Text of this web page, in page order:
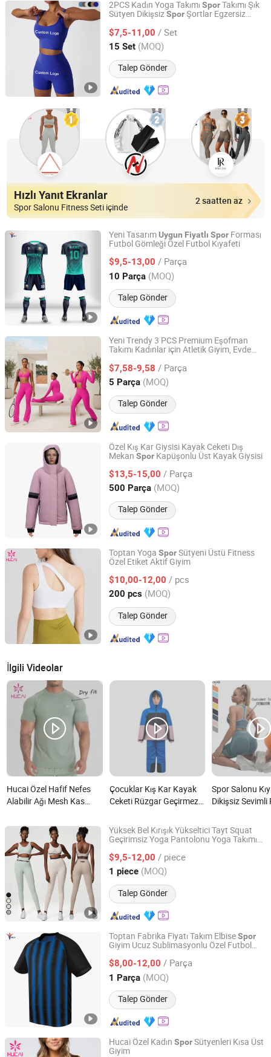
2PCS Kadın Yoga Takımı SporTakımı Şık
Sütyen DikişsizSpor Şortlar Egzersiz
AtletikSporKıyafetleri
$7,5-11,00 / Set
15 Set (MOQ)
Talep Gönder
Xiamen Aimeee Garment Co., Ltd.
Fujian, China Fiyat 2021
Hızlı Yanıt Ekranlar
Spor Salonu Fitness Seti içinde
2 saatten az
Yeni TasarımUygun Fiyatlı Spor Forması
Futbol Gömleği Özel Futbol Kıyafeti
$9,5-13,00 / Parça
10 Parça (MOQ)
Talep Gönder
Guangzhou Inly Sporting Goods Co., Ltd.
Guangdong, China Fiyat 2022
Yeni Trendy 3 PCS Premium Eşofman
Takımı Kadınlar için Atletik Giyim, Evde
Sütyeni + Fırfırlı Yoga Pantolonu
$7,58-9,58 / Parça
5 Parça (MOQ)
Talep Gönder
Dongguan Tianchen Garment Technology Co., Ltd.
Guangdong, China Fiyat 2012
Özel Kış Kar Giysisi Kayak Ceketi Dış
Mekan Spor Kapüşonlu Üst Kayak Giysisi
$13,5-15,00 / Parça
500 Parça (MOQ)
Talep Gönder
Great Wall Products Mfg., Ltd.
Fujian, China Fiyat 2023
Toptan Yoga SporSütyeni Üstü Fitness
Özel Etiket Aktif Giyim
$10,00-12,00 / pcs
200 pcs (MOQ)
Talep Gönder
Dongguan Humen Hucai Garment Co., Ltd.
Guangdong, China Fiyat 2019
İlgili Videolar
Hucai Özel Hafif Nefes
Alabilir Ağı Mesh Kas
Atletik Koşu Spor Erkek
Aktif Fitness Spor Salonu
Kıyafeti nedir?
Çocuklar Kış Kar Kayak
Ceketi Rüzgar Geçirmez
Spor Kayak Kıyafeti
nedir?
Spor Salonu
Dikişsiz Sevimli
Yükseltici Şort
Kadınlar İçin
Yüksek Bel Kırışık Yükseltici Tayt Squat
Geçirimsiz Yoga Pantolonu Yoga Takımı
Salonu Aktif Takımlar
$9,5-12,00 / piece
1 piece (MOQ)
Talep Gönder
Xiamen Aimeee Garment Co., Ltd.
Fujian, China Fiyat 2021
Toptan Fabrika Fiyatı Takım ElbiseSpor
Giyim Ucuz Sublimasyonlu Özel Futbol
Erkek Özelleştirilmiş Futbol Forması
$8,00-12,00 / Parça
1 Parça (MOQ)
Talep Gönder
Guangzhou Inly Sporting Goods Co., Ltd.
Guangdong, China Fiyat 2022
Hucai Özel Kadın SporSütyenleri Kısa Üst
Giyim